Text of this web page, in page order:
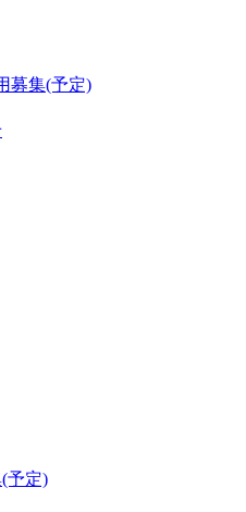
募集(予定)
予定)